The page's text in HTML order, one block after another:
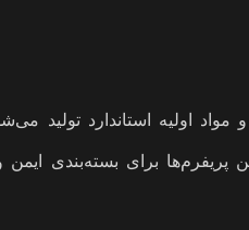
اولیه استاندارد تولید
برای بسته‌بندی ایمن